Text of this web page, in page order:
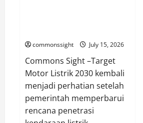
commonssight July 15, 2026
Commons Sight –Target
Motor Listrik 2030 kembali
menjadi perhatian setelah
pemerintah memperbarui
rencana penetrasi